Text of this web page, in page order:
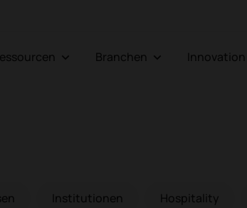
Branchen Innovation
Institutionen Hospitality